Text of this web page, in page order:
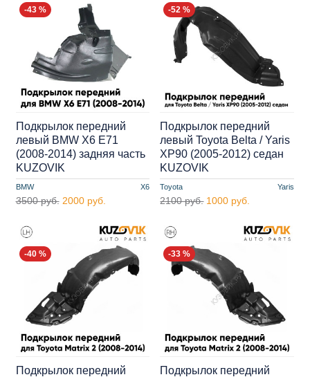
-43 %
BMW X6
Подкрылок передний
левый BMW X6 E71
(2008-2014) задняя часть
KUZOVIK
3500 руб. 2000 руб.
-52 %
Toyota Yaris
Подкрылок передний
левый Toyota Belta / Yaris
XP90 (2005-2012) седан
KUZOVIK
2100 руб. 1000 руб.
-40 %
Подкрылок передний
-33 %
Подкрылок передний